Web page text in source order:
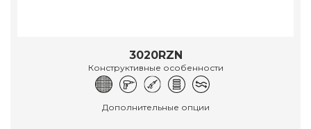
3020RZN
Конструктивные особенности
Дополнительные опции